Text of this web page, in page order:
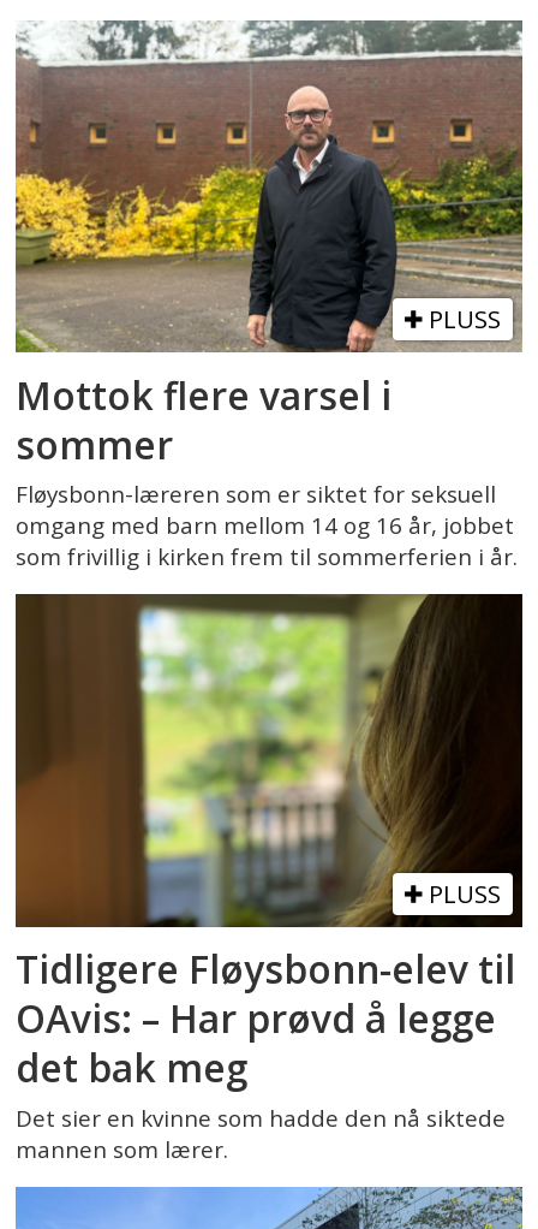
PLUSS
Mottok flere varsel i
sommer
Fløysbonn-læreren som er siktet for seksuell
omgang med barn mellom 14 og 16 år, jobbet
som frivillig i kirken frem til sommerferien i år.
PLUSS
Tidligere Fløysbonn-elev til
OAvis: – Har prøvd å legge
det bak meg
Det sier en kvinne som hadde den nå siktede
mannen som lærer.